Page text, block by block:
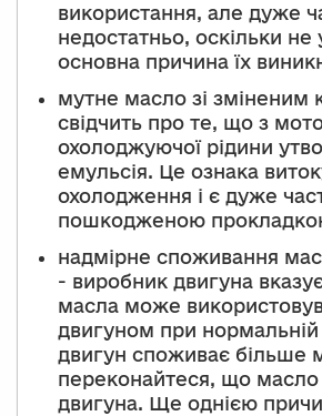
використання, але дуже
недостатньо, оскільки не
основна причина їх
мутне масло зі зміненим
свідчить про те, що з
охолоджуючої рідини
емульсія. Це ознака
охолодження і є дуже
пошкодженою
надмірне споживання
- виробник двигуна
масла може
двигуном при
двигун споживає більше
переконайтеся, що масло
двигуна. Ще однією